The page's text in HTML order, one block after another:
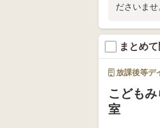
ださいませ
まとめ
放課後等デ
こども
室